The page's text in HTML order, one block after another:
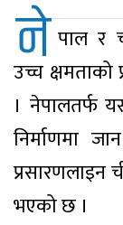
ने पाल र
उच्च क्षमताको
। नेपालतर्फ
निर्माणमा
प्रसारणलाइन
भएको छ ।